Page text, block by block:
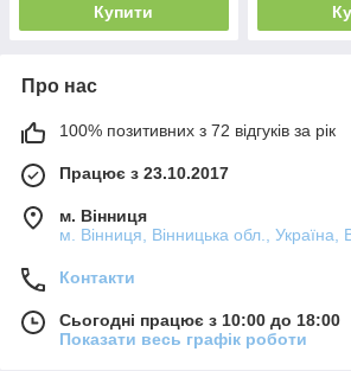
Купити
Про нас
100% позитивних з 72 відгуків за рік
Працює з 23.10.2017
м. Вінниця
м. Вінниця, Вінницька обл., Україна,
Контакти
Сьогодні працює з 10:00 до 18:00
Показати весь графік роботи